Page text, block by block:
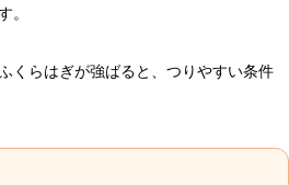
。
くらはぎが強ばると、つりやすい条件